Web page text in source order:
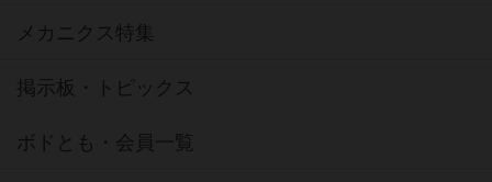
メカニクス特集
掲示板・トピックス
ボドとも・会員一覧